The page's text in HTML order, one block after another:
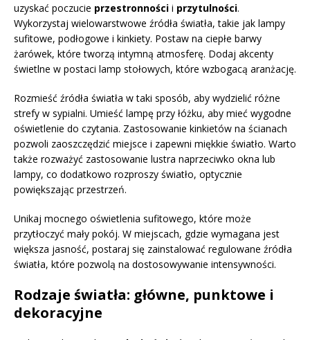
uzyskać poczucie przestronności i przytulności.
Wykorzystaj wielowarstwowe źródła światła, takie jak lampy
sufitowe, podłogowe i kinkiety. Postaw na ciepłe barwy
żarówek, które tworzą intymną atmosferę. Dodaj akcenty
świetlne w postaci lamp stołowych, które wzbogacą aranżację.
Rozmieść źródła światła w taki sposób, aby wydzielić różne
strefy w sypialni. Umieść lampę przy łóżku, aby mieć wygodne
oświetlenie do czytania. Zastosowanie kinkietów na ścianach
pozwoli zaoszczędzić miejsce i zapewni miękkie światło. Warto
także rozważyć zastosowanie lustra naprzeciwko okna lub
lampy, co dodatkowo rozproszy światło, optycznie
powiększając przestrzeń.
Unikaj mocnego oświetlenia sufitowego, które może
przytłoczyć mały pokój. W miejscach, gdzie wymagana jest
większa jasność, postaraj się zainstalować regulowane źródła
światła, które pozwolą na dostosowywanie intensywności.
Rodzaje światła: główne, punktowe i
dekoracyjne